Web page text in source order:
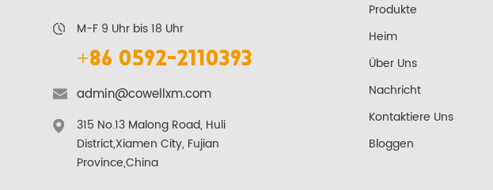
M-F 9 Uhr bis 18 Uhr
+86 0592-2110393
admin@cowellxm.com
315 No.13 Malong Road, Huli
District,Xiamen City, Fujian
Province,China
Produkte
Heim
Über Uns
Nachricht
Kontaktiere Uns
Bloggen